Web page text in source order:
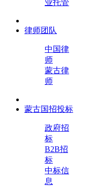
业托管
律师团队
中国律
师
蒙古律
师
蒙古国招投标
政府招
标
B2B招
标
中标信
息